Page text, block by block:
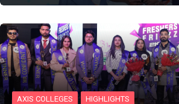
AXIS COLLEGES HIGHLIGHTS